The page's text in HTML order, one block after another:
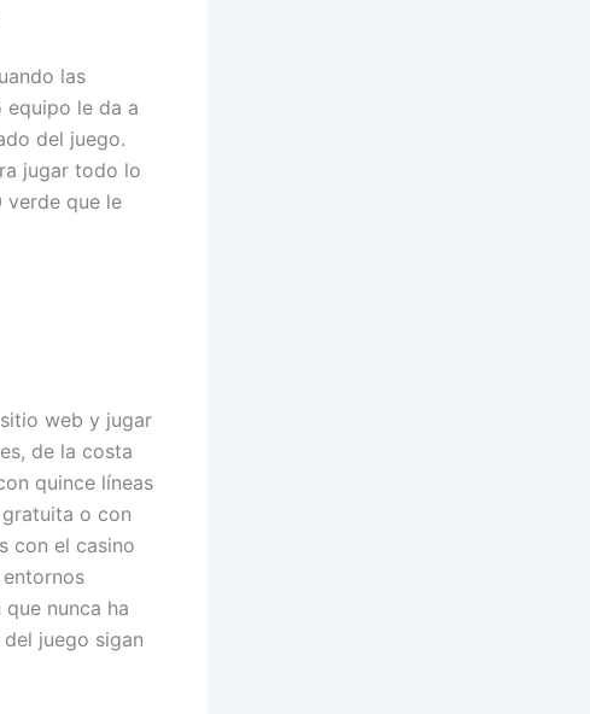
las
equipo le da a
del juego.
jugar todo lo
verde que le
web y jugar
de la costa
quince líneas
o con
con el casino
nunca ha
juego sigan